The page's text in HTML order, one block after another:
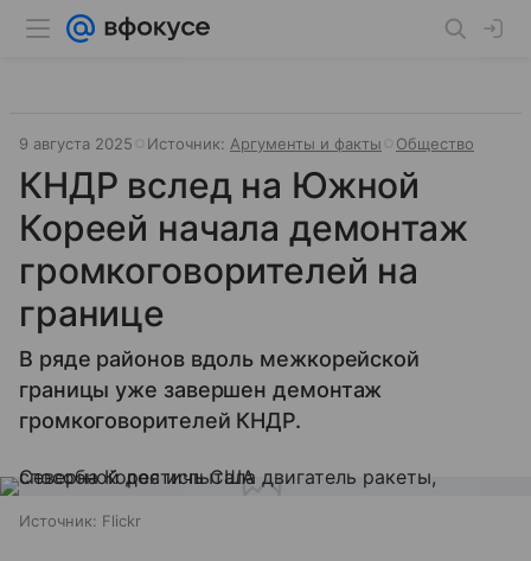
9 августа 2025 Источник: Аргументы и факты Общество
КНДР вслед на Южной
Кореей начала демонтаж
громкоговорителей на
границе
В ряде районов вдоль межкорейской
границы уже завершен демонтаж
громкоговорителей КНДР.
Источник: Flickr